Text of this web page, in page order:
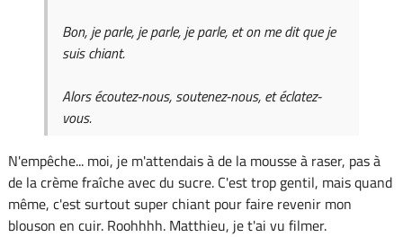
Bon, je parle, je parle, je parle, et on me dit que je
suis chiant.
Alors écoutez-nous, soutenez-nous, et éclatez-
vous.
N'empêche... moi, je m'attendais à de la mousse à raser, pas à
de la crème fraîche avec du sucre. C'est trop gentil, mais quand
même, c'est surtout super chiant pour faire revenir mon
blouson en cuir. Roohhhh. Matthieu, je t'ai vu filmer.